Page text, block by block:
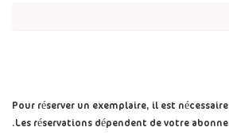
Pour réserver un exemplaire, il est
Les réservations dépendent de votre